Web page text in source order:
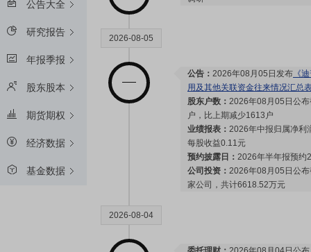
公告大全
研究报告
年报季报
股东股本
期货期权
经济数据
基金数据
2026-08-05
公告： 2026年08月05日发布 《
用及其他关联资金往来情况汇总
股东户数： 2026年08月05日公
户，比上期减少1613户
业绩报表： 2026年中报归属净利
每股收益0.11元
预约披露日： 2026年半年报预约
公司投资： 2026年08月05日公
家公司，共计6618.52万元
2026-08-04